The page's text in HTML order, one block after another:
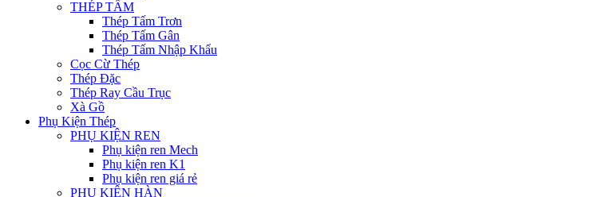
THÉP TẤM
Thép Tấm Trơn
Thép Tấm Gân
Thép Tấm Nhập Khẩu
Cọc Cừ Thép
Thép Đặc
Thép Ray Cầu Trục
Xà Gồ
Phụ Kiện Thép
PHỤ KIỆN REN
Phụ kiện ren Mech
Phụ kiện ren K1
Phụ kiện ren giá rẻ
PHỤ KIỆN HÀN